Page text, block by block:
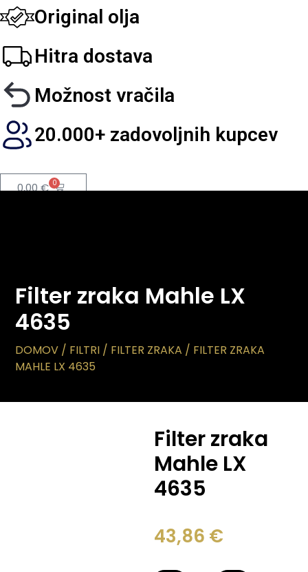
Original olja
Hitra dostava
Možnost vračila
20.000+ zadovoljnih kupcev
0,00€ 0
Filter zraka Mahle LX
4635
DOMOV / FILTRI / FILTER ZRAKA / FILTER ZRAKA
MAHLE LX 4635
Filter zraka
Mahle LX
4635
43,86 €